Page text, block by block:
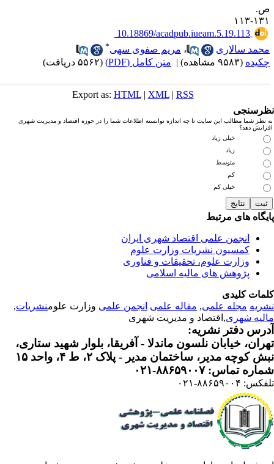
۱۱۳
‎ 10.18869/acadpub.iueam.5.19.113
سالاری
،مریم صفوی سهی
(۹۵۸۳ مشاهده) | متن کامل (PDF) (۵۵۶۲ دریافت)
Export as:HTML |XML|RSS
نظر شما مطالب این سایت تا چه اندازه توانسته اطلاعات شما را در حوزه اقتصاد و مدیریت شهری
دهد؟
خیلی زیاد
زیاد
متوسط
خیلی کم
های مرتبط
انجمن علمی اقتصاد شهری ایران
کمسیون نشریات وزارت علوم
وزارت علوم، تحقیقات و فناوری
پژوهش های مالیه اسلامی
کلیدی
مجله علمی, مقاله علمی انجمن علمیوزارت علومنشریات,
شهری ,اقتصاد و مدیریت شهری
دفتر نشریه:
خیابان نلسون ماندلا - آفریقا، بلوار شهید ستاری،
کوچه مدیر، ساختمان مدیر - پلاک ۲، ط ۴، واحد ۱۵
تماس: ۸۸۶۵۹۰۰۷-۰۲۱
۸۸۶۵۹۰۰۴-۰۲۱